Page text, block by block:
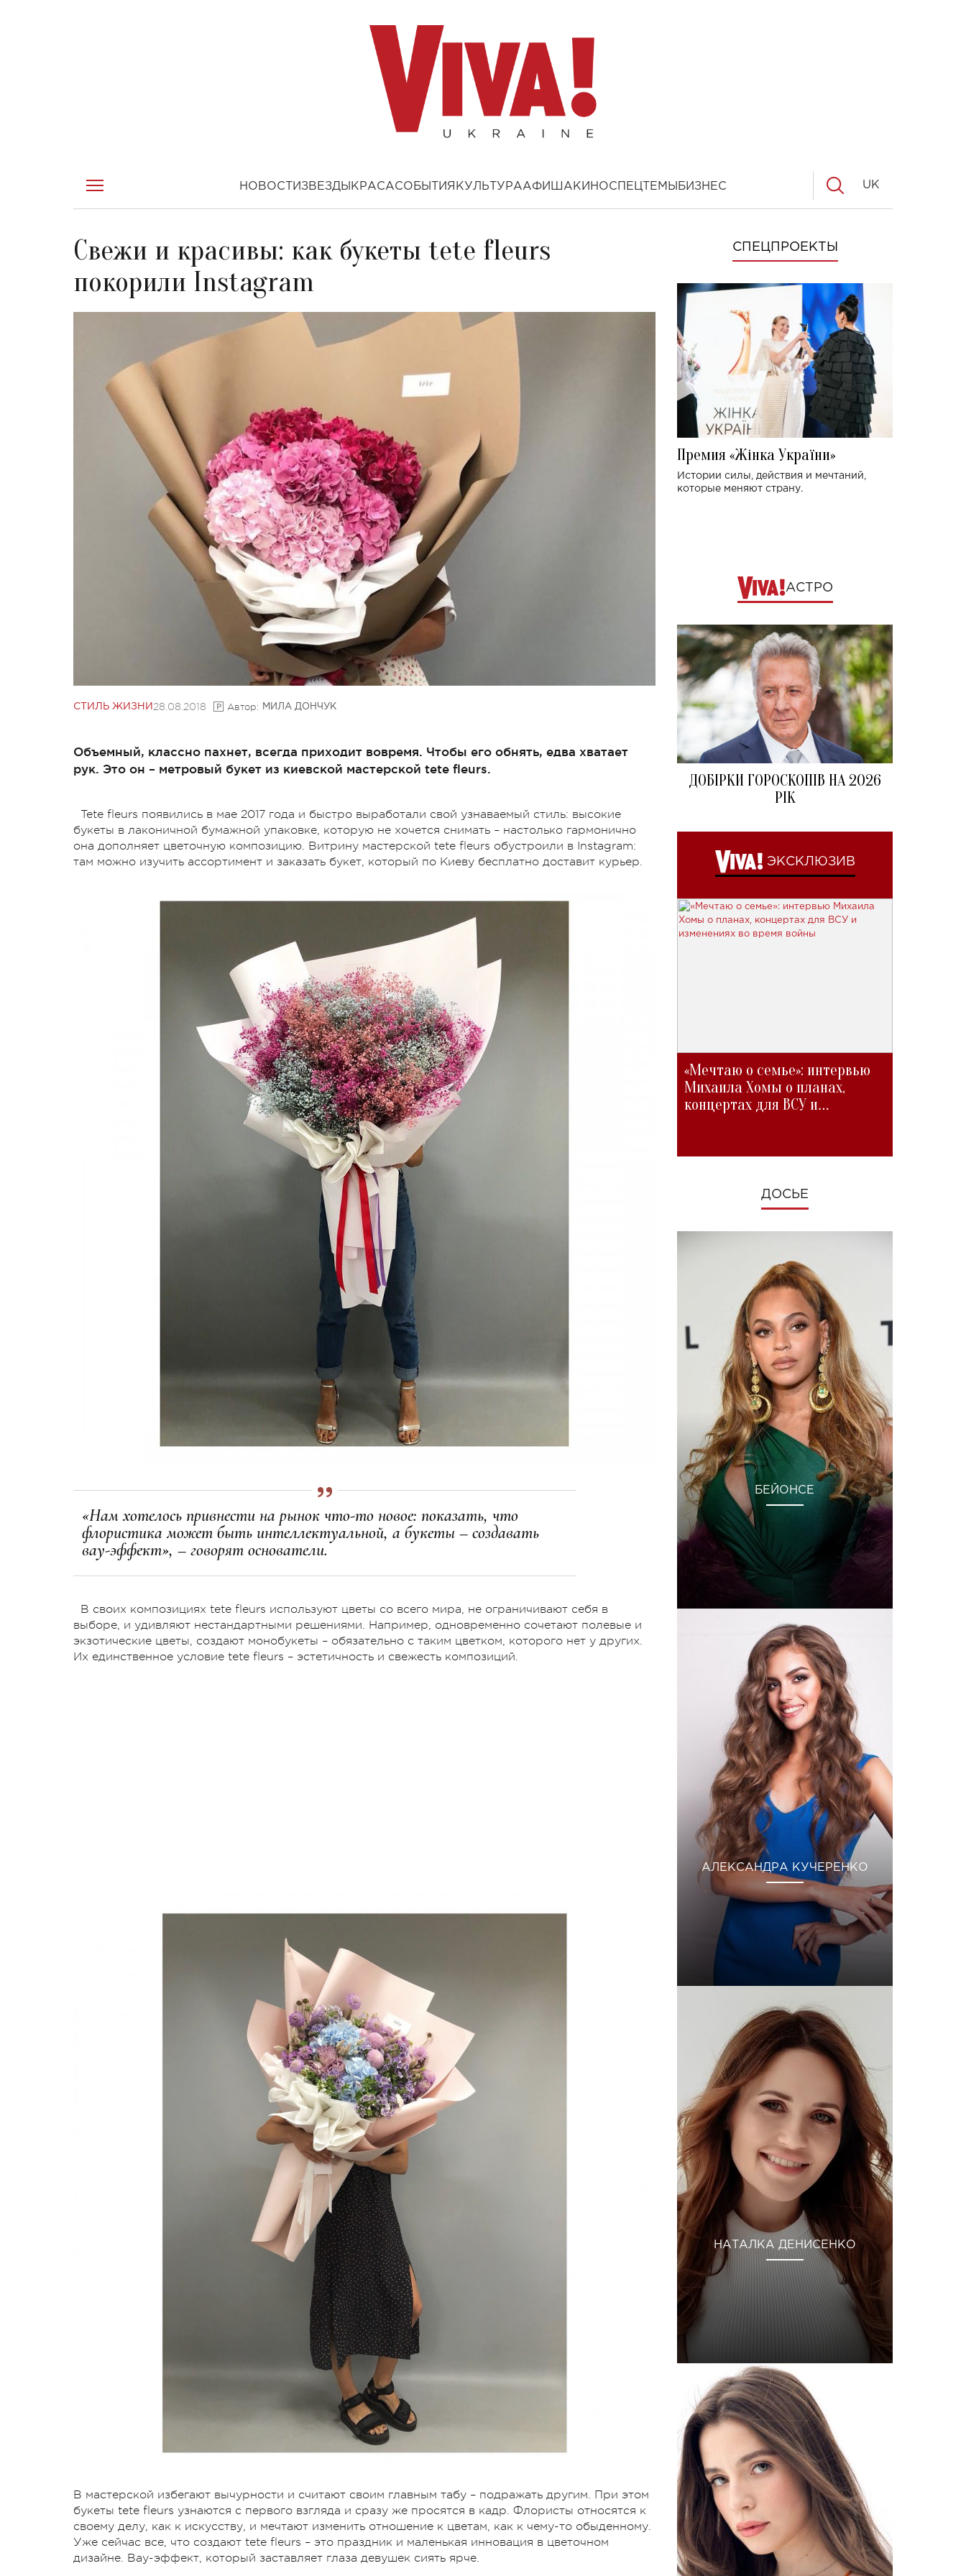
НОВОСТИ ЗВЕЗДЫ КРАСАСОБЫТИЯ КУЛЬТУРААФИША КИНОСПЕЦТЕМЫ БИЗНЕС UK
Свежи и красивы: как букеты tete fleurs
покорили Instagram
СТИЛЬ ЖИЗНИ 28.08.2018 Автор: МИЛА ДОНЧУК
Объемный, классно пахнет, всегда приходит вовремя. Чтобы его обнять, едва хватает
рук. Это он – метровый букет из киевской мастерской tete fleurs.
Tete fleurs появились в мае 2017 года и быстро выработали свой узнаваемый стиль: высокие
букеты в лаконичной бумажной упаковке, которую не хочется снимать – настолько гармонично
она дополняет цветочную композицию. Витрину мастерской tete fleurs обустроили в Instagram:
там можно изучить ассортимент и заказать букет, который по Киеву бесплатно доставит курьер.
«Нам хотелось привнести на рынок что-то новое: показать, что
флористика может быть интеллектуальной, а букеты – создавать
вау-эффект», – говорят основатели.
В своих композициях tete fleurs используют цветы со всего мира, не ограничивают себя в
выборе, и удивляют нестандартными решениями. Например, одновременно сочетают полевые и
экзотические цветы, создают монобукеты – обязательно с таким цветком, которого нет у других.
Их единственное условие tete fleurs – эстетичность и свежесть композиций.
В мастерской избегают вычурности и считают своим главным табу – подражать другим. При этом
букеты tete fleurs узнаются с первого взгляда и сразу же просятся в кадр. Флористы относятся к
своему делу, как к искусству, и мечтают изменить отношение к цветам, как к чему-то обыденному.
Уже сейчас все, что создают tete fleurs – это праздник и маленькая инновация в цветочном
дизайне. Вау-эффект, который заставляет глаза девушек сиять ярче.
СПЕЦПРОЕКТЫ
Премия «Жінка України»
Истории силы, действия и мечтаний,
которые меняют страну.
АСТРО
ДОБІРКИ ГОРОСКОПІВ НА 2026
РІК
ЭКСКЛЮЗИВ
«Мечтаю о семье»: интервью
Михаила Хомы о планах,
концертах для ВСУ и
ДОСЬЕ
БЕЙОНСЕ
АЛЕКСАНДРА КУЧЕРЕНКО
НАТАЛКА ДЕНИСЕНКО